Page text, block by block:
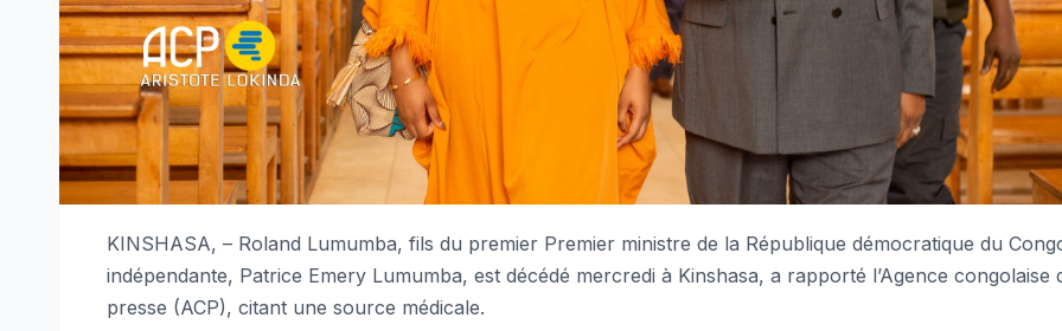
KINSHASA, – Roland Lumumba, fils du premier Premier ministre de la République démocratique du
indépendante, Patrice Emery Lumumba, est décédé mercredi à Kinshasa, a rapporté l’Agence congolaise
presse (ACP), citant une source médicale.